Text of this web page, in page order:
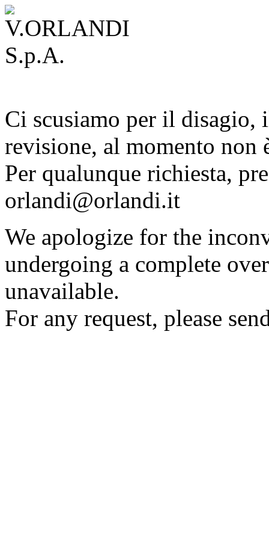
Ci scusiamo per il disagio,
revisione, al momento non
Per qualunque richiesta,
orlandi@orlandi.it
We apologize for the
undergoing a complete
unavailable.
For any request, please